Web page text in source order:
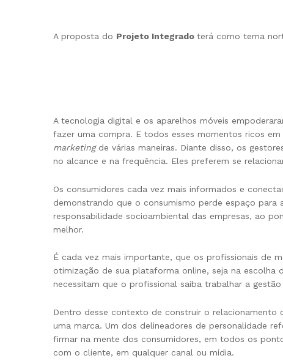
A proposta do Projeto Integrado terá como tema
A tecnologia digital e os aparelhos móveis
fazer uma compra. E todos esses momentos ricos
marketingde várias maneiras. Diante disso, os
no alcance e na frequência. Eles preferem se
Os consumidores cada vez mais informados e
demonstrando que o consumismo perde espaço
responsabilidade socioambiental das empresas, ao
melhor.
É cada vez mais importante, que os profissionais de
otimização de sua plataforma online, seja na
necessitam que o profissional saiba trabalhar a
Dentro desse contexto de construir o
uma marca. Um dos delineadores de personalidade
firmar na mente dos consumidores, em todos os
com o cliente, em qualquer canal ou mídia.